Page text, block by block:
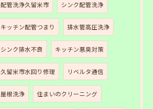
配管洗浄久留米市 シンク配管洗浄
キッチン配管つまり 排水管高圧洗浄
シンク排水不良 キッチン悪臭対策
久留米市水回り修理 リベルタ通信
屋根洗浄 住まいのクリーニング